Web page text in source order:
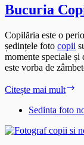
Bucuria
Copilăria este o
ședințele foto copii
momente speciale
este vorba de
Citește mai mult
–
Sedinta foto